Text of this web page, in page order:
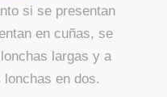
si se presentan
en cuñas, se
largas y a
en dos.